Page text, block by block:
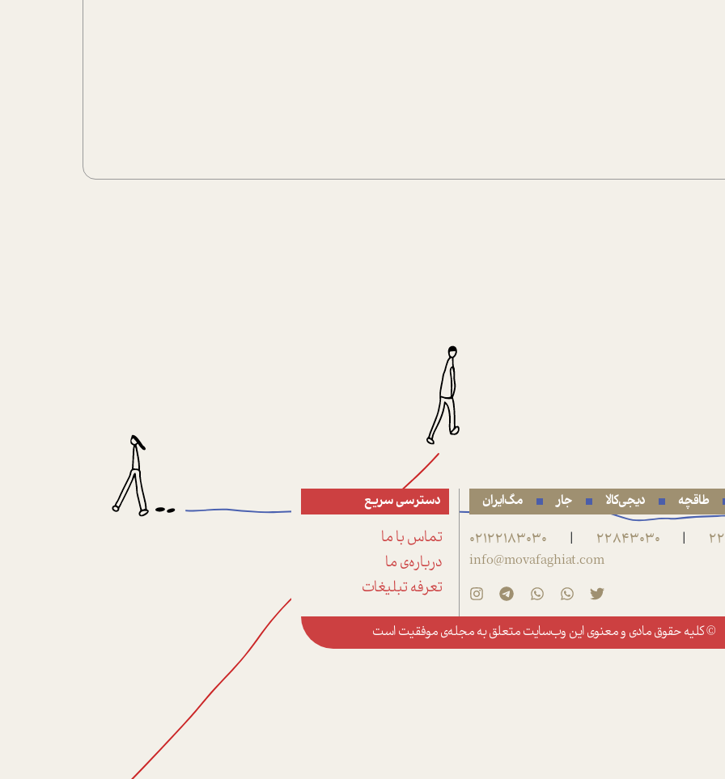
طاقچه دیجی‌کالا جار مگ‌ایران
|
22843030
|
02122183030
info@movafaghiat.com
دسترسی سریع
تماس با ما
درباره‌ی ما
تعرفه تبلیغات
© کلیه حقوق مادی و معنوی این وب‌سایت متعلق بهمجله‌ی موفقیتاست